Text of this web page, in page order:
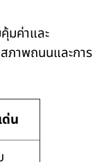
มค่าและ
ภาพถนนและการ
ด่น